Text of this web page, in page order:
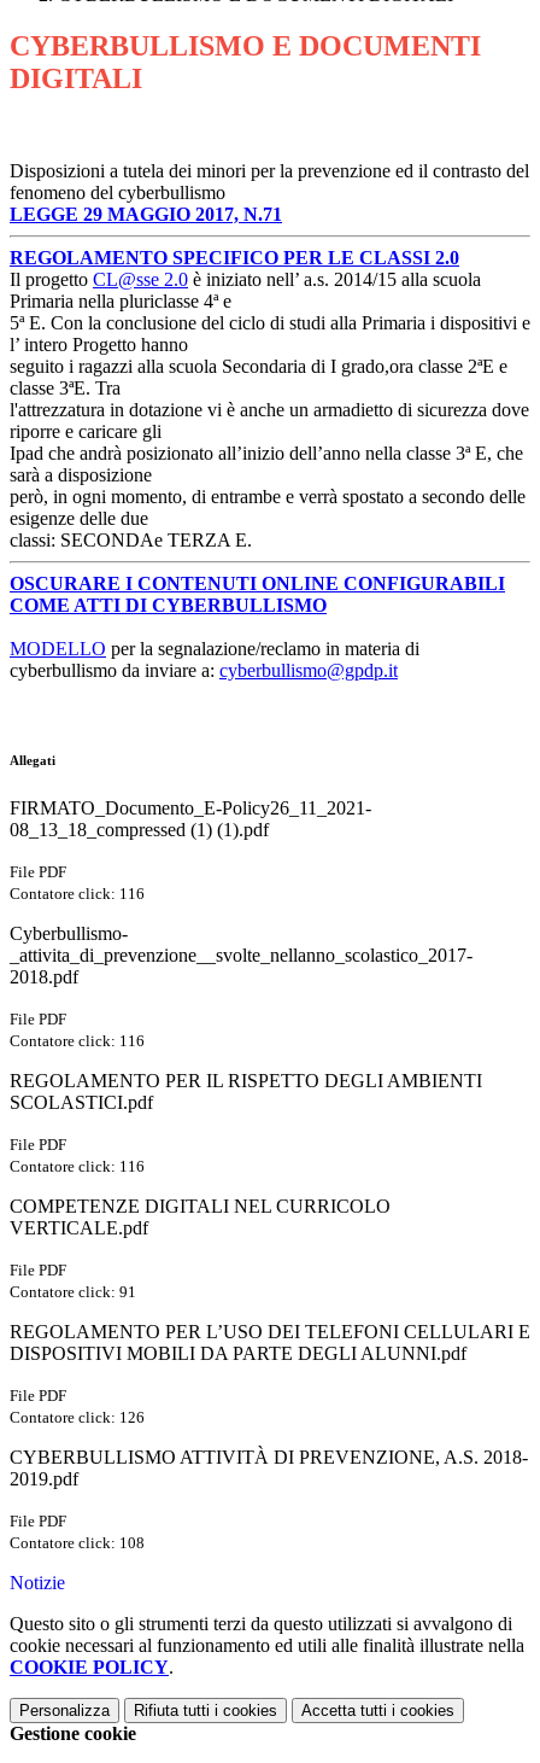
CYBERBULLISMO E DOCUMENTI
DIGITALI
Disposizioni a tutela dei minori per la prevenzione ed il contrasto del
fenomeno del cyberbullismo
LEGGE 29 MAGGIO 2017, N.71
REGOLAMENTO SPECIFICO PER LE CLASSI 2.0
Il progetto CL@sse 2.0 è iniziato nell’ a.s. 2014/15 alla scuola
Primaria nella pluriclasse 4ª e
5ª E. Con la conclusione del ciclo di studi alla Primaria i dispositivi e
l’ intero Progetto hanno
seguito i ragazzi alla scuola Secondaria di I grado,ora classe 2ªE e
classe 3ªE. Tra
l'attrezzatura in dotazione vi è anche un armadietto di sicurezza dove
riporre e caricare gli
Ipad che andrà posizionato all’inizio dell’anno nella classe 3ª E, che
sarà a disposizione
però, in ogni momento, di entrambe e verrà spostato a secondo delle
esigenze delle due
classi: SECONDAe TERZA E.
OSCURARE I CONTENUTI ONLINE CONFIGURABILI
COME ATTI DI CYBERBULLISMO
MODELLO per la segnalazione/reclamo in materia di
cyberbullismo da inviare a: cyberbullismo@gpdp.it
Allegati
FIRMATO_Documento_E-Policy26_11_2021-
08_13_18_compressed (1) (1).pdf
File PDF
Contatore click: 116
Cyberbullismo-
_attivita_di_prevenzione__svolte_nellanno_scolastico_2017-
2018.pdf
File PDF
Contatore click: 116
REGOLAMENTO PER IL RISPETTO DEGLI AMBIENTI
SCOLASTICI.pdf
File PDF
Contatore click: 116
COMPETENZE DIGITALI NEL CURRICOLO
VERTICALE.pdf
File PDF
Contatore click: 91
REGOLAMENTO PER L’USO DEI TELEFONI CELLULARI E
DISPOSITIVI MOBILI DA PARTE DEGLI ALUNNI.pdf
File PDF
Contatore click: 126
CYBERBULLISMO ATTIVITÀ DI PREVENZIONE, A.S. 2018-
2019.pdf
File PDF
Contatore click: 108
Notizie
Questo sito o gli strumenti terzi da questo utilizzati si avvalgono di
cookie necessari al funzionamento ed utili alle finalità illustrate nella
COOKIE POLICY.
Personalizza Rifiuta tutti i cookies Accetta tutti i cookies
Gestione cookie